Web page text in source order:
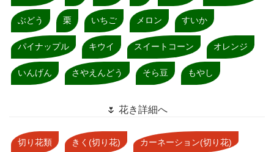
ぶどう 栗 いちご メロン すいか
パイナップル キウイ スイートコーン オレンジ
いんげん さやえんどう そら豆 もやし
🌷 花き詳細へ
切り花類 きく(切り花) カーネーション(切り花)